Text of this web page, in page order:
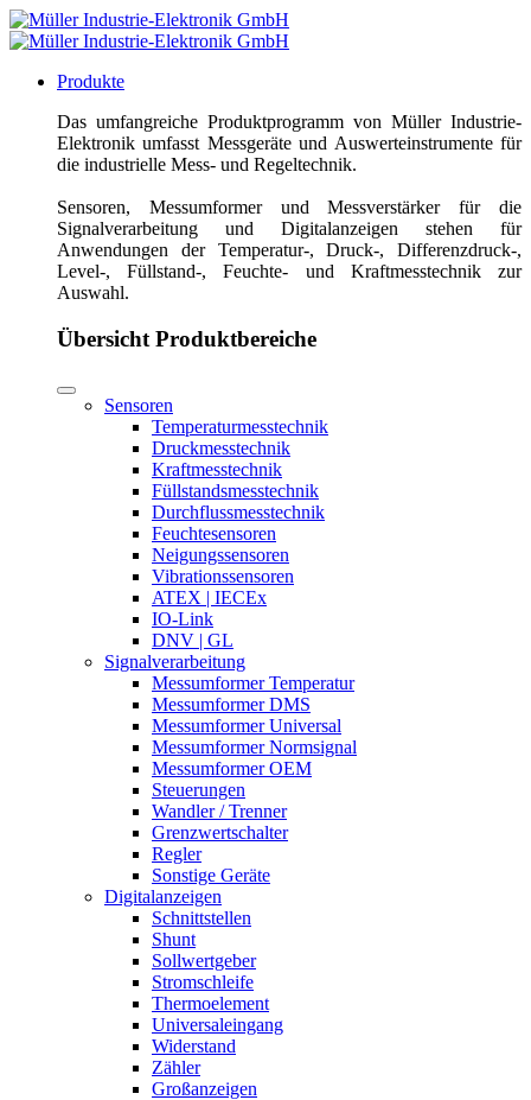
Produkte
Das umfangreiche Produktprogramm von Müller Industrie-
Elektronik umfasst Messgeräte und Auswerteinstrumente für
die industrielle Mess- und Regeltechnik.
Sensoren, Messumformer und Messverstärker für die
Signalverarbeitung und Digitalanzeigen stehen für
Anwendungen der Temperatur-, Druck-, Differenzdruck-,
Level-, Füllstand-, Feuchte- und Kraftmesstechnik zur
Auswahl.
Übersicht Produktbereiche
Sensoren
Temperaturmesstechnik
Druckmesstechnik
Kraftmesstechnik
Füllstandsmesstechnik
Durchflussmesstechnik
Feuchtesensoren
Neigungssensoren
Vibrationssensoren
ATEX | IECEx
IO-Link
DNV | GL
Signalverarbeitung
Messumformer Temperatur
Messumformer DMS
Messumformer Universal
Messumformer Normsignal
Messumformer OEM
Steuerungen
Wandler / Trenner
Grenzwertschalter
Regler
Sonstige Geräte
Digitalanzeigen
Schnittstellen
Shunt
Sollwertgeber
Stromschleife
Thermoelement
Universaleingang
Widerstand
Zähler
Großanzeigen